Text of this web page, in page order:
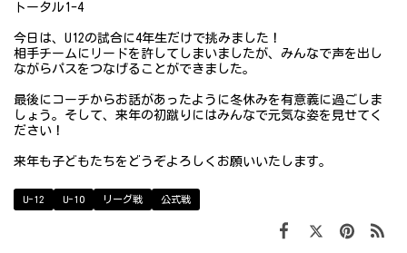
トータル1-4
今日は、U12の試合に4年生だけで挑みました！
相手チームにリードを許してしまいましたが、みんなで声を出し
ながらパスをつなげることができました。
最後にコーチからお話があったように冬休みを有意義に過ごしま
しょう。そして、来年の初蹴りにはみんなで元気な姿を見せてく
ださい！
来年も子どもたちをどうぞよろしくお願いいたします。
U-12 U-10 リーグ戦 公式戦